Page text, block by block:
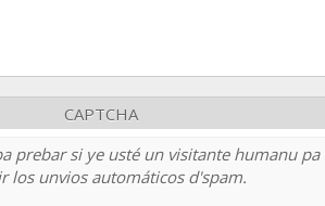
CAPTCHA
prebar si ye usté un visitante humanu pa
los unvios automáticos d'spam.